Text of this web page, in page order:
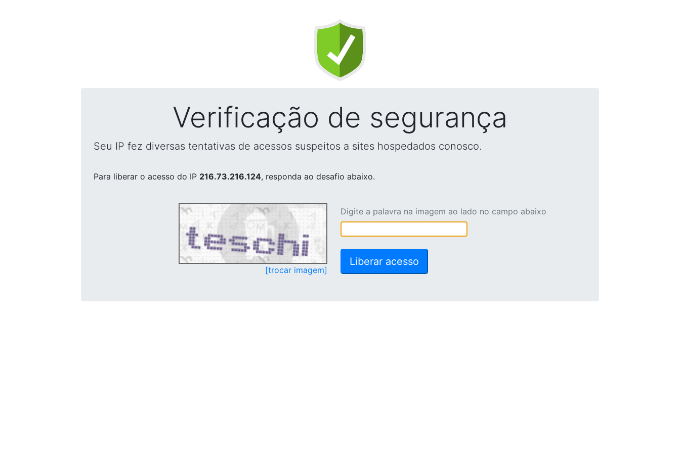
Verificação de segurança
Seu IP fez diversas tentativas de acessos suspeitos a sites hospedados conosco.
Para liberar o acesso do IP 216.73.216.124, responda ao desafio abaixo.
[trocar imagem]
Digite a palavra na imagem ao lado no campo abaixo